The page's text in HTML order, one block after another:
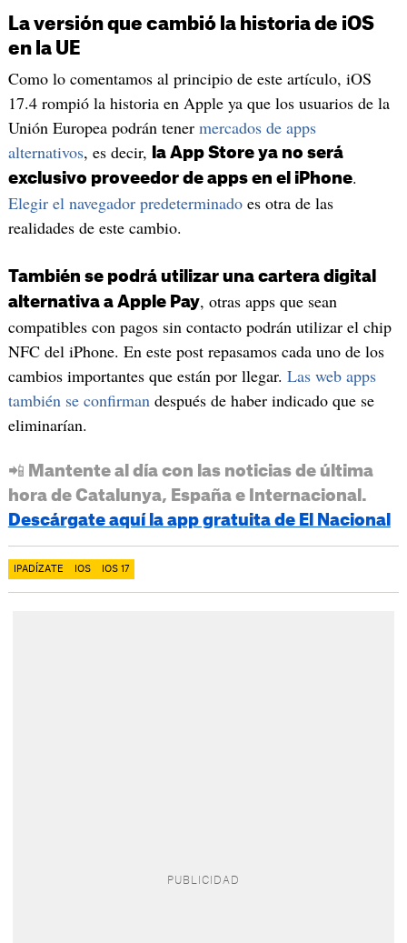
La versión que cambió la historia de iOS
en la UE
Como lo comentamos al principio de este artículo, iOS
17.4 rompió la historia en Apple ya que los usuarios de la
Unión Europea podrán tener mercados de apps
alternativos, es decir,
la App Store ya no será
exclusivo proveedor de apps en el iPhone.
Elegir el navegador predeterminadoes otra de las
realidades de este cambio.
También se podrá utilizar una cartera digital
alternativa a Apple Pay, otras apps que sean
compatibles con pagos sin contacto podrán utilizar el chip
NFC del iPhone. En este post repasamos cada uno de los
cambios importantes que están por llegar. Las web apps
también se confirmandespués de haber indicado que se
eliminarían.
📲 Mantente al día con las noticias de última
hora de Catalunya, España e Internacional.
Descárgate aquí la app gratuita de El Nacional
IPADÍZATE IOS IOS 17